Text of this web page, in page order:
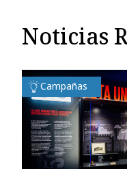
Noticias
Campañas